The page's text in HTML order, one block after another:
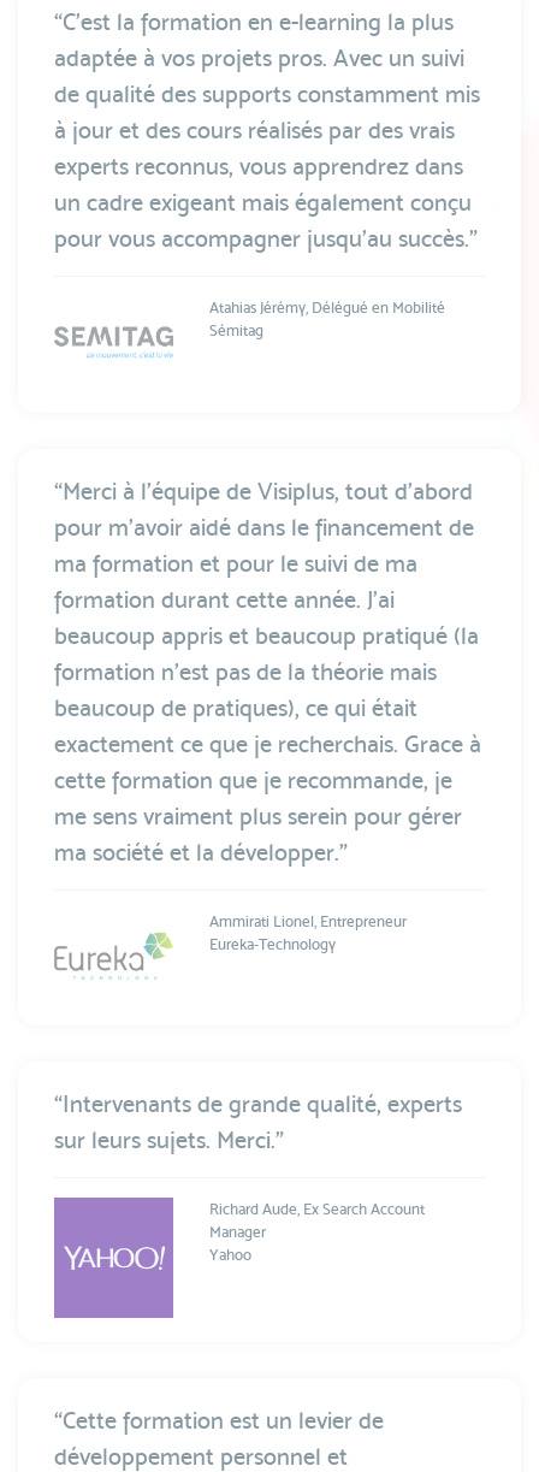
“C'est la formation en e-learning la plus
adaptée à vos projets pros. Avec un suivi
de qualité des supports constamment mis
à jour et des cours réalisés par des vrais
experts reconnus, vous apprendrez dans
un cadre exigeant mais également conçu
pour vous accompagner jusqu'au succès.”
Atahias Jérémy, Délégué en Mobilité
Sémitag
“Merci à l'équipe de Visiplus, tout d'abord
pour m'avoir aidé dans le financement de
ma formation et pour le suivi de ma
formation durant cette année. J'ai
beaucoup appris et beaucoup pratiqué (la
formation n'est pas de la théorie mais
beaucoup de pratiques), ce qui était
exactement ce que je recherchais. Grace à
cette formation que je recommande, je
me sens vraiment plus serein pour gérer
ma société et la développer.”
Ammirati Lionel, Entrepreneur
Eureka-Technology
“Intervenants de grande qualité, experts
sur leurs sujets. Merci.”
Richard Aude, Ex Search Account
Manager
Yahoo
“Cette formation est un levier de
développement personnel et